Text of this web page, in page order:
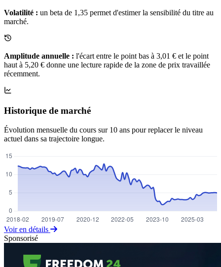
Volatilité : un beta de 1,35 permet d'estimer la sensibilité du titre au
marché.
Amplitude annuelle : l'écart entre le point bas à 3,01 € et le point
haut à 5,20 € donne une lecture rapide de la zone de prix travaillée
récemment.
Historique de marché
Évolution mensuelle du cours sur 10 ans pour replacer le niveau
actuel dans sa trajectoire longue.
Voir en détails
Sponsorisé